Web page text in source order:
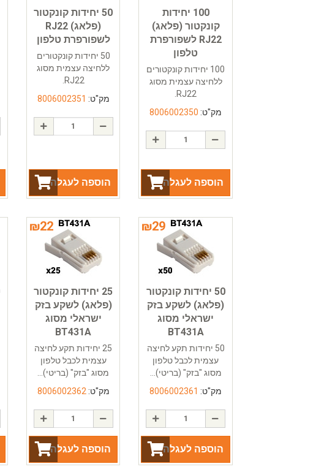
100 יחידות
קונקטור (פלאג)
RJ22 לשפורפרת
טלפון
100 יחידות קונקטורים
ללחיצה עצמית מסוג
RJ22.
מק"ט: 8006002350
הוספה לעגלה
50 יחידות קונקטור
(פלאג) RJ22
לשפורפרת טלפון
50 יחידות קונקטורים
ללחיצה עצמית מסוג
RJ22.
מק"ט: 8006002351
הוספה לעגלה
₪29
50 יחידות קונקטור
(פלאג) לשקע בזק
ישראלי מסוג
BT431A
50 יחידות תקע לחיצה
עצמית לכבל טלפון
מסוג "בזק" (בריטי)...
מק"ט: 8006002361
הוספה לעגלה
₪22
25 יחידות קונקטור
(פלאג) לשקע בזק
ישראלי מסוג
BT431A
25 יחידות תקע לחיצה
עצמית לכבל טלפון
מסוג "בזק" (בריטי)...
מק"ט: 8006002362
הוספה לעגלה